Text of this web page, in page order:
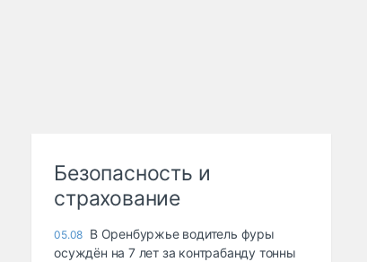
Безопасность и
страхование
05.08 В Оренбуржье водитель фуры
осуждён на 7 лет за контрабанду тонны